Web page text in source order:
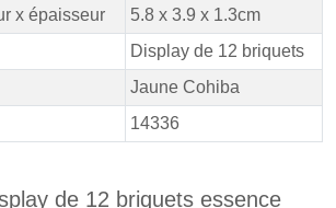
x épaisseur
5.8 x 3.9 x 1.3cm
Display de 12 briquets
Jaune Cohiba
14336
de 12 briquets essence